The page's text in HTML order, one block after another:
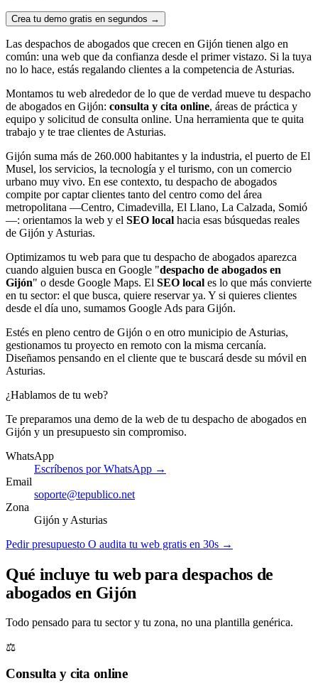
Crea tu demo gratis en segundos →
Las despachos de abogados que crecen en Gijón tienen algo en
común: una web que da confianza desde el primer vistazo. Si la tuya
no lo hace, estás regalando clientes a la competencia de Asturias.
Montamos tu web alrededor de lo que de verdad mueve tu despacho
de abogados en Gijón: consulta y cita online, áreas de práctica y
equipo y solicitud de consulta online. Una herramienta que te quita
trabajo y te trae clientes de Asturias.
Gijón suma más de 260.000 habitantes y la industria, el puerto de El
Musel, los servicios, la tecnología y el turismo, con un comercio
urbano muy vivo. En ese contexto, tu despacho de abogados
compite por captar clientes tanto del centro como del área
metropolitana —Centro, Cimadevilla, El Llano, La Calzada, Somió
—: orientamos la web y el SEO local hacia esas búsquedas reales
de Gijón y Asturias.
Optimizamos tu web para que tu despacho de abogados aparezca
cuando alguien busca en Google "despacho de abogados en
Gijón" o desde Google Maps. El SEO local es lo que más convierte
en tu sector: el que busca, quiere reservar ya. Y si quieres clientes
desde el día uno, sumamos Google Ads para Gijón.
Estés en pleno centro de Gijón o en otro municipio de Asturias,
gestionamos tu proyecto en remoto con la misma cercanía.
Diseñamos pensando en el cliente que te buscará desde su móvil en
Asturias.
¿Hablamos de tu web?
Te preparamos una demo de la web de tu despacho de abogados en
Gijón y un presupuesto sin compromiso.
WhatsApp
Escríbenos por WhatsApp →
Email
soporte@tepublico.net
Zona
Gijón y Asturias
Pedir presupuesto O audita tu web gratis en 30s →
Qué incluye tu web para despachos de
abogados en Gijón
Todo pensado para tu sector y tu zona, no una plantilla genérica.
⚖️
Consulta y cita online